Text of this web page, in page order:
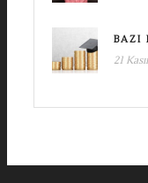
BAZI
21